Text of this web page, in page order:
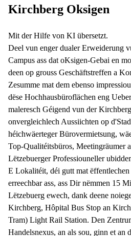
Kirchberg Oksigen
Mit der Hilfe von KI übersetzt.
Deel vun enger dualer Erweiderung
Campus ass dat oKsigen-Gebai en
deen op grouss Geschäftstreffen a
Zesumme mat dem ebenso
dëse Hochhausbüroflächen eng
maleresch Géigend vun der
onvergleichlech Aussiichten op
héichwäerteger Bürovermietsung,
Top-Qualitéitsbüros, Meetingräumer
Lëtzebuerger Professiouneller
E Lokalitéit, déi gutt mat ëffentlechen
erreechbar ass, ass Dir nëmmen 15
Lëtzebuerg ewech, dank deene
Kirchberg, Hôpital Bus Stop an
Tram) Light Rail Station. Den
Handelsnexus, an als sou, ginn et an